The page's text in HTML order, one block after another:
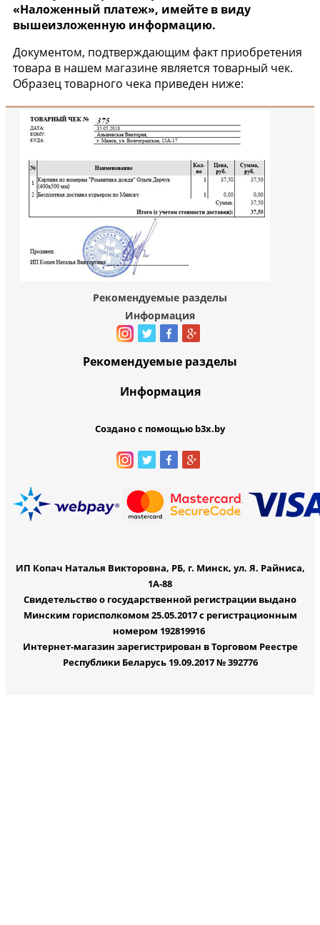
«Наложенный платеж», имейте в виду
вышеизложенную информацию.
Документом, подтверждающим факт приобретения
товара в нашем магазине является товарный чек.
Образец товарного чека приведен ниже:
Рекомендуемые разделы
Информация
Рекомендуемые разделы
Информация
Создано с помощью b3x.by
ИП Копач Наталья Викторовна, РБ, г. Минск, ул. Я. Райниса,
1А-88
Свидетельство о государственной регистрации выдано
Минским горисполкомом 25.05.2017 с регистрационным
номером 192819916
Интернет-магазин зарегистрирован в Торговом Реестре
Республики Беларусь 19.09.2017 № 392776